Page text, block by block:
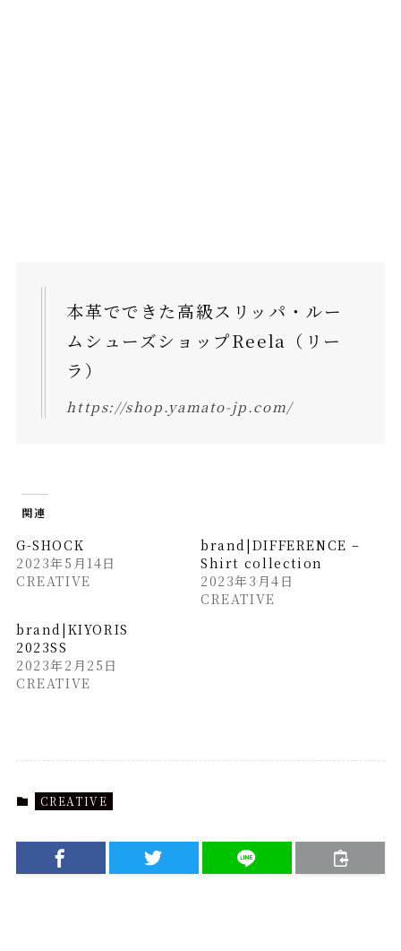
本革でできた高級スリッパ・ルー
ムシューズショップReela（リー
ラ）
https://shop.yamato-jp.com/
関連
G-SHOCK
2023年5月14日
CREATIVE
brand|DIFFERENCE –
Shirt collection
2023年3月4日
CREATIVE
brand|KIYORIS
2023SS
2023年2月25日
CREATIVE
CREATIVE